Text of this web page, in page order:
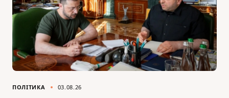
ПОЛІТИКА 03.08.26